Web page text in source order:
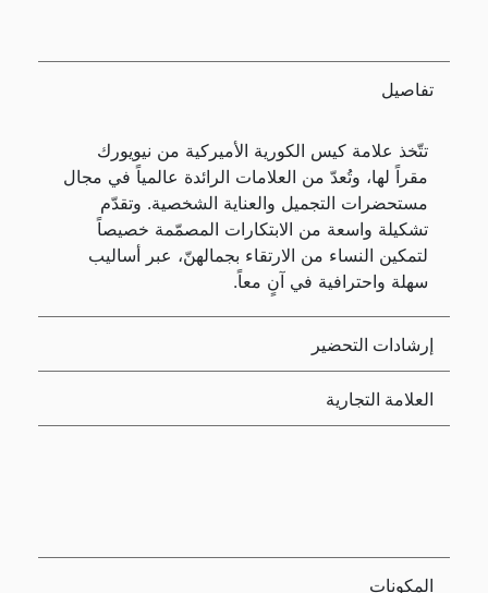
تفاصيل
تتّخذ علامة كيس الكورية الأميركية من نيويورك
مقراً لها، وتُعدّ من العلامات الرائدة عالمياً في مجال
مستحضرات التجميل والعناية الشخصية. وتقدّم
تشكيلة واسعة من الابتكارات المصمّمة خصيصاً
لتمكين النساء من الارتقاء بجمالهنّ، عبر أساليب
سهلة واحترافية في آنٍ معاً.
إرشادات التحضير
العلامة التجارية
المكونات